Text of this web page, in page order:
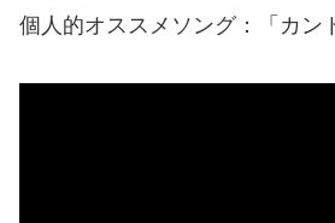
個人的オススメソング：「カン